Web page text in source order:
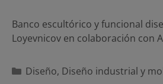
Banco escultórico y funcional
Loyevnicov en colaboración con
Categorías
Diseño, Diseño industrial y